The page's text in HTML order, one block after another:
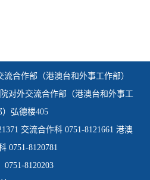
流合作部（港澳台和外事工作部）
对外交流合作部（港澳台和外事工
）弘德楼405
交流合作科 0751-8121661 港澳
0751-8120781
0751-8120203